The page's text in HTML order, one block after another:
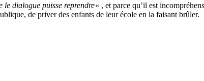
le dialogue puisse reprendre« , et parce qu’il est
de priver des enfants de leur école en la faisant brûler.